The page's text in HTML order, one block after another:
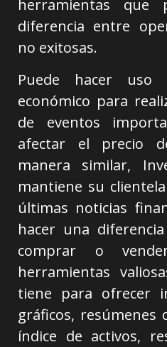
herramientas que
diferencia entre
no exitosas.
Puede hacer uso
económico para
de eventos
afectar el precio
manera similar,
mantiene su
últimas noticias
hacer una
comprar o
herramientas
tiene para ofrecer
gráficos, resúmenes
índice de activos,